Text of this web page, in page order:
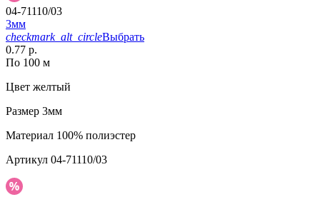
04-71110/03
3мм
checkmark_alt_circleВыбрать
0.77 р.
По 100 м
Цвет желтый
Размер 3мм
Материал 100% полиэстер
Артикул 04-71110/03